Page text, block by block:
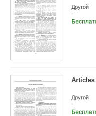
Другой
Другой